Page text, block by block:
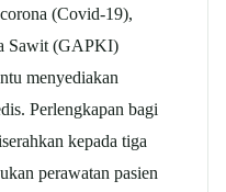
(Covid-19),
Sawit (GAPKI)
menyediakan
Perlengkapan bagi
kepada tiga
perawatan pasien